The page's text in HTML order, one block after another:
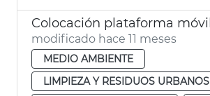
modificado hace 11 meses
MEDIO AMBIENTE
LIMPIEZA Y RESIDUOS URBANOS